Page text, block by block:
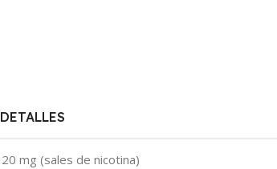
DETALLES
20 mg (sales de nicotina)